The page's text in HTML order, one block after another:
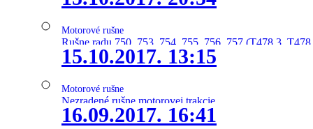
Motorové rušne
Rušne radu 750, 753, 754, 755, 756, 757 (T478.3,
15.10.2017. 13:15
Motorové rušne
Nezradené rušne motorovej trakcie
16.09.2017. 16:41